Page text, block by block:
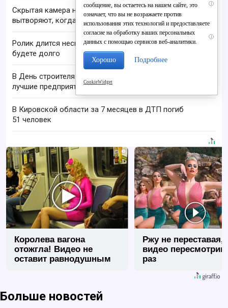
i
Скрытая камера на пляже Крыма: Что люди
вытворяют, когда их не видят...
i
Ролик длится несколько секунд, а смеяться вы
будете долго
В День строителя в Кировской области назвали
лучшие предприятия отрасли: список
В Кировской области за 7 месяцев в ДТП погиб
51 человек
i
Королева вагона
отожгла! Видео не
оставит равнодушным
Ржу не переставая,
видео
раз
Больше новостей
сообщение, вы остаетесь на нашем сайте, это
означает, что вы не возражаете против
использования этих технологий и предоставляете
согласие на обработку ваших персональных
данных с помощью сервисов веб-аналитики.
Хорошо Подробнее
CookieWidget